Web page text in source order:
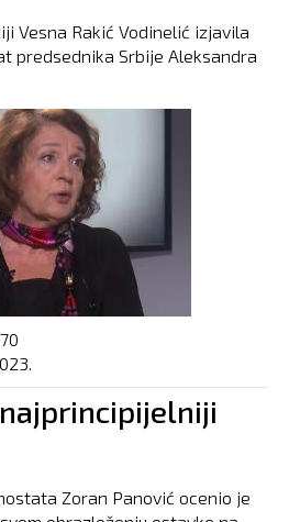
Vesna Rakić Vodinelić izjavila
predsednika Srbije Aleksandra
Zoran Panović ocenio je